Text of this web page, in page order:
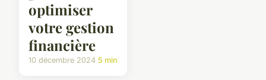
optimiser
votre gestion
financière
10 décembre 2024 5 min